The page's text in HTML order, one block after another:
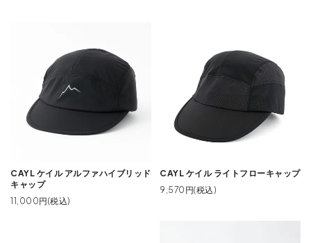
CAYL ケイル アルファハイブリッド
キャップ
11,000円(税込)
CAYL ケイル ライトフローキャップ
9,570円(税込)